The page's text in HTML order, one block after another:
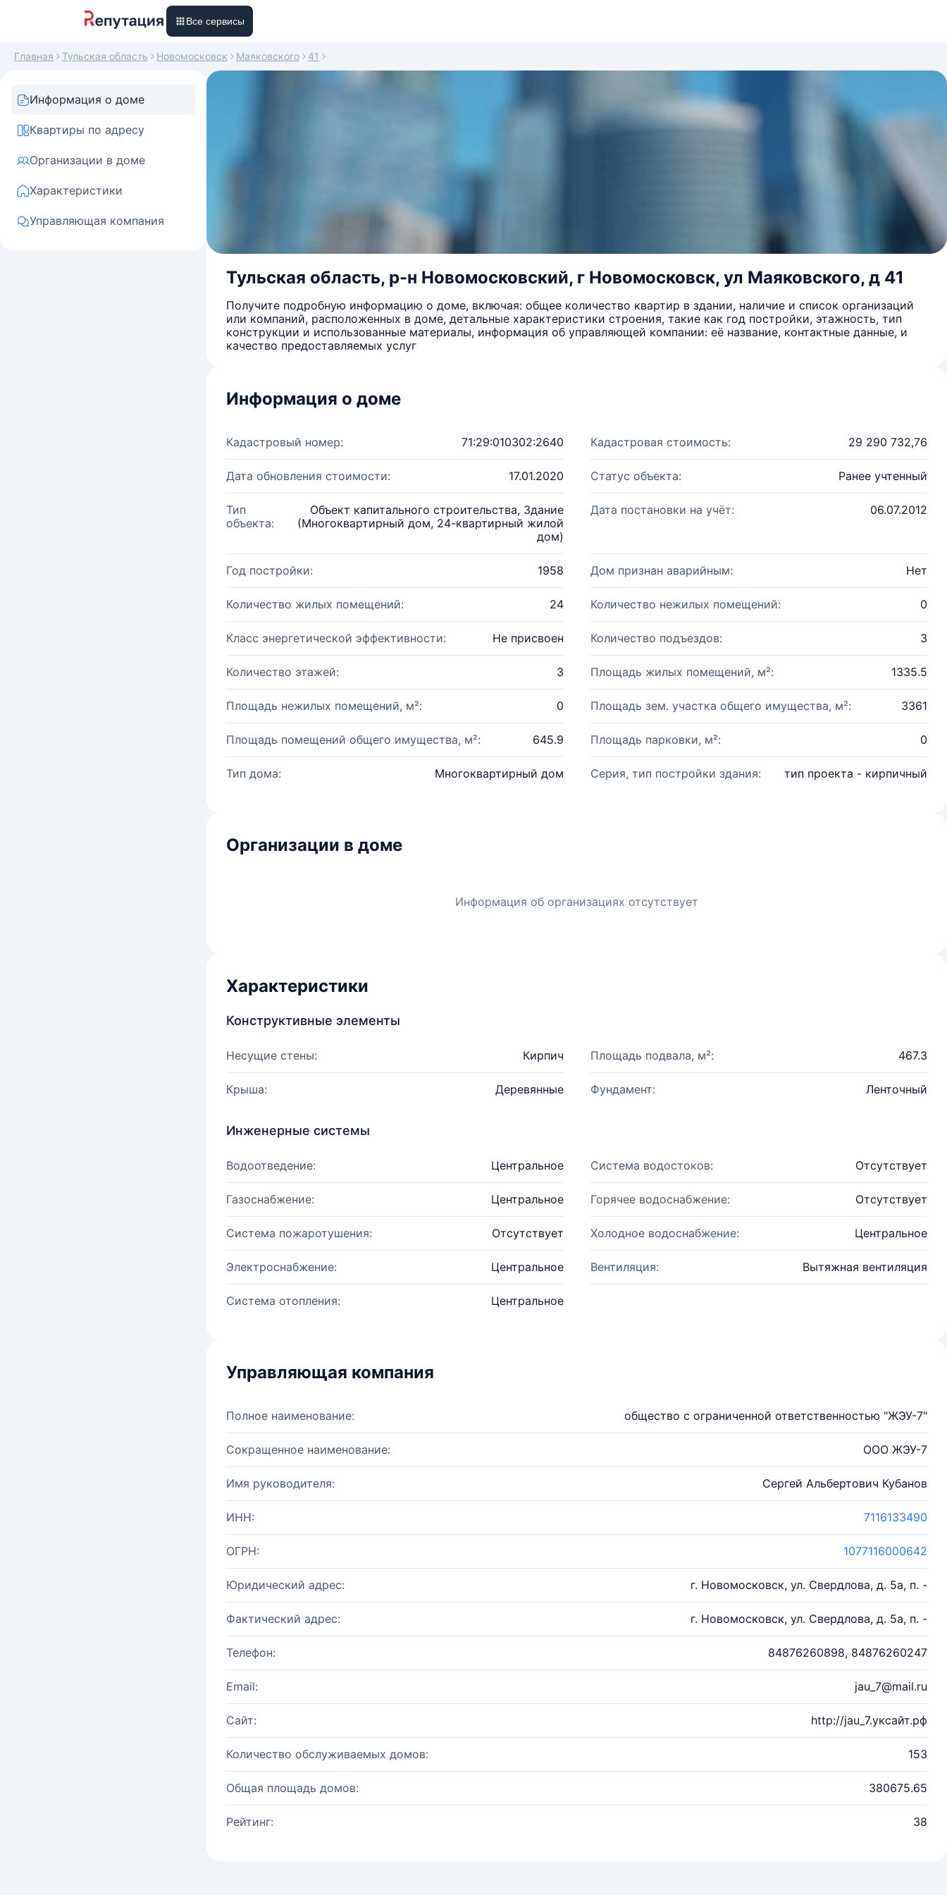
Все сервисы
Главная Тульская область Новомосковск Маяковского 41
Информация о доме
Квартиры по адресу
Организации в доме
Характеристики
Управляющая компания
Тульская область, р-н Новомосковский, г Новомосковск, ул Маяковского, д 41
Получите подробную информацию о доме, включая: общее количество квартир в здании, наличие и список организаций
или компаний, расположенных в доме, детальные характеристики строения, такие как год постройки, этажность, тип
конструкции и использованные материалы, информация об управляющей компании: её название, контактные данные, и
качество предоставляемых услуг
Информация о доме
Кадастровый номер: 71:29:010302:2640 Кадастровая стоимость: 29 290 732,76
Дата обновления стоимости: 17.01.2020 Статус объекта: Ранее учтенный
Тип
объекта:
Объект капитального строительства, Здание
(Многоквартирный дом, 24-квартирный жилой
дом)
Дата постановки на учёт: 06.07.2012
Год постройки: 1958 Дом признан аварийным: Нет
Количество жилых помещений: 24 Количество нежилых помещений: 0
Класс энергетической эффективности: Не присвоен Количество подъездов: 3
Количество этажей: 3 Площадь жилых помещений, м²: 1335.5
Площадь нежилых помещений, м²: 0 Площадь зем. участка общего имущества, м²: 3361
Площадь помещений общего имущества, м²: 645.9 Площадь парковки, м²: 0
Тип дома: Многоквартирный дом Серия, тип постройки здания: тип проекта - кирпичный
Организации в доме
Информация об организациях отсутствует
Характеристики
Конструктивные элементы
Несущие стены: Кирпич Площадь подвала, м²: 467.3
Крыша: Деревянные Фундамент: Ленточный
Инженерные системы
Водоотведение: Центральное Система водостоков: Отсутствует
Газоснабжение: Центральное Горячее водоснабжение: Отсутствует
Система пожаротушения: Отсутствует Холодное водоснабжение: Центральное
Электроснабжение: Центральное Вентиляция: Вытяжная вентиляция
Система отопления: Центральное
Управляющая компания
Полное наименование: общество с ограниченной ответственностью "ЖЭУ-7"
Сокращенное наименование: ООО ЖЭУ-7
Имя руководителя: Сергей Альбертович Кубанов
ИНН: 7116133490
ОГРН: 1077116000642
Юридический адрес: г. Новомосковск, ул. Свердлова, д. 5а, п. -
Фактический адрес: г. Новомосковск, ул. Свердлова, д. 5а, п. -
Телефон: 84876260898, 84876260247
Email: jau_7@mail.ru
Сайт: http://jau_7.уксайт.рф
Количество обслуживаемых домов: 153
Общая площадь домов: 380675.65
Рейтинг: 38